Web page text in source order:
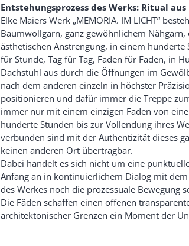
Entstehungsprozess des Werks: Ritual
Elke Maiers Werk „MEMORIA. IM LICHT“
Baumwollgarn, ganz gewöhnlichem
ästhetischen Anstrengung, in einem hunderte
für Stunde, Tag für Tag, Faden für Faden, in
Dachstuhl aus durch die Öffnungen im
nach dem anderen einzeln in höchster
positionieren und dafür immer die Treppe
immer nur mit einem einzigen Faden von
hunderte Stunden bis zur Vollendung ihres
verbunden sind mit der Authentizität dieses
keinen anderen Ort übertragbar.
Dabei handelt es sich nicht um eine
Anfang an in kontinuierlichem Dialog mit
des Werkes noch die prozessuale Bewegung
Die Fäden schaffen einen offenen
architektonischer Grenzen ein Moment der